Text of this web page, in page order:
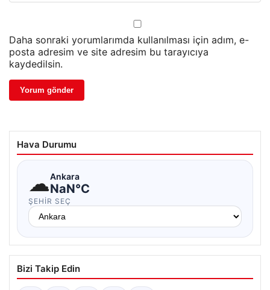
Daha sonraki yorumlarımda kullanılması için adım, e-
posta adresim ve site adresim bu tarayıcıya
kaydedilsin.
Hava Durumu
☁Ankara
NaN°C
ŞEHIR SEÇ
Bizi Takip Edin